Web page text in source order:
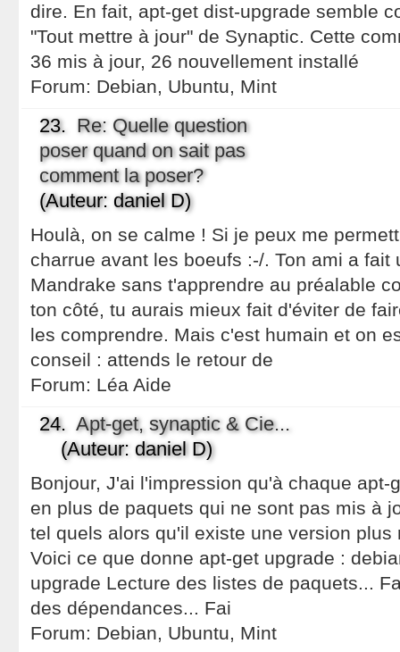
dire. En fait, apt-get dist-upgrade semble
"Tout mettre à jour" de Synaptic. Cette
36 mis à jour, 26 nouvellement installé
Forum: Debian, Ubuntu, Mint
23. Re: Quelle question
poser quand on sait pas
comment la poser?
(Auteur: daniel D)
Houlà, on se calme ! Si je peux me
charrue avant les boeufs :-/. Ton ami a fait
Mandrake sans t'apprendre au préalable
ton côté, tu aurais mieux fait d'éviter de
les comprendre. Mais c'est humain et on
conseil : attends le retour de
Forum: Léa Aide
24. Apt-get, synaptic & Cie...
(Auteur: daniel D)
Bonjour, J'ai l'impression qu'à chaque apt-
en plus de paquets qui ne sont pas mis à
tel quels alors qu'il existe une version plus
Voici ce que donne apt-get upgrade :
upgrade Lecture des listes de paquets...
des dépendances... Fai
Forum: Debian, Ubuntu, Mint